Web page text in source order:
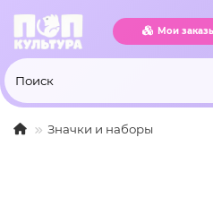
Мои
Значки и наборы